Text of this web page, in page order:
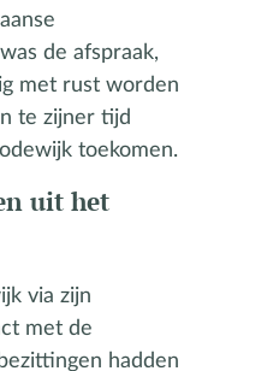
de afspraak,
met rust worden
te zijner tijd
toekomen.
uit het
via zijn
met de
hadden